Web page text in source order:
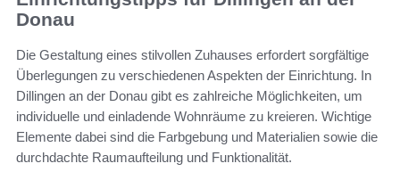
Donau
Die Gestaltung eines stilvollen Zuhauses erfordert sorgfältige
Überlegungen zu verschiedenen Aspekten der Einrichtung. In
Dillingen an der Donau gibt es zahlreiche Möglichkeiten, um
individuelle und einladende Wohnräume zu kreieren. Wichtige
Elemente dabei sind die Farbgebung und Materialien sowie die
durchdachte Raumaufteilung und Funktionalität.